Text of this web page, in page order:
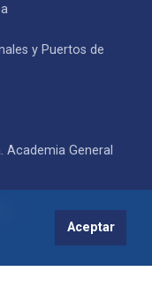
Aceptar
y Puertos de
Academia General